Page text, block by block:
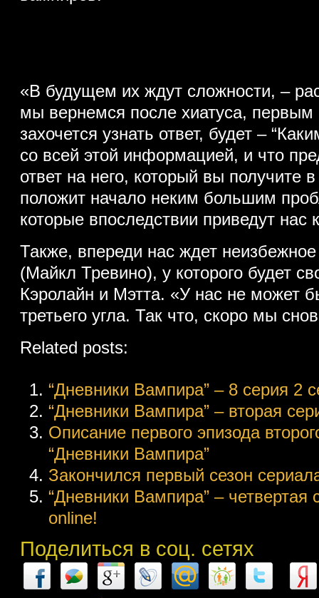
«В будущем их ждут сложности, –
мы вернемся после хиатуса, первым
захочется узнать ответ, будет –
со всей этой информацией, и что
ответ на него, который вы получите
положит начало неким большим
которые впоследствии приведут нас
Также, впереди нас ждет
(Майкл Тревино), у которого будет
Кэролайн и Мэтта. «У нас не может
третьего угла. Так что, скоро мы
Related posts:
“Дневники Вампира” – 8 серия 2
“Дневники Вампира” – вторая
Описание первого эпизода
“Дневники Вампира”
Закончился первый сезон
“Дневники Вампира” – четвертая
online!
Поделиться в соц. сетях